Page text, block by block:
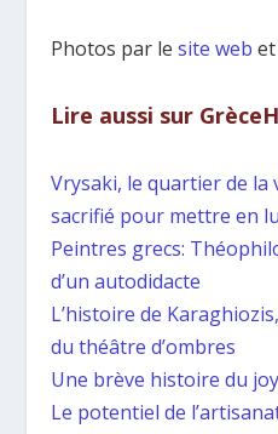
Photos par lesite web
Lire aussi sur
Vrysaki, le quartier de la
sacrifié pour mettre en
Peintres grecs:
d’un autodidacte
L’histoire de
du théâtre d’ombres
Une brève histoire du
Le potentiel de